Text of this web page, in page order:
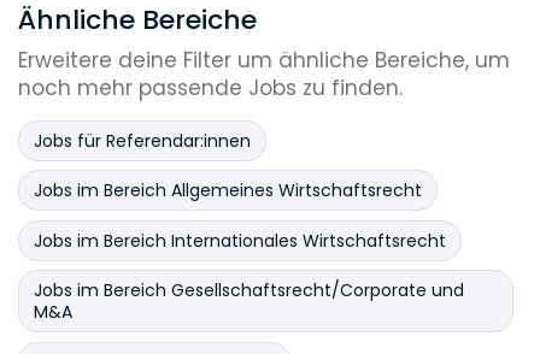
Ähnliche Bereiche
Erweitere deine Filter um ähnliche Bereiche, um
noch mehr passende Jobs zu finden.
Jobs für Referendar:innen
Jobs im Bereich Allgemeines Wirtschaftsrecht
Jobs im Bereich Internationales Wirtschaftsrecht
Jobs im Bereich Gesellschaftsrecht/Corporate und
M&A